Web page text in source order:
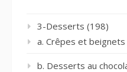
3-Desserts (198)
a. Crêpes et beignets
b. Desserts au